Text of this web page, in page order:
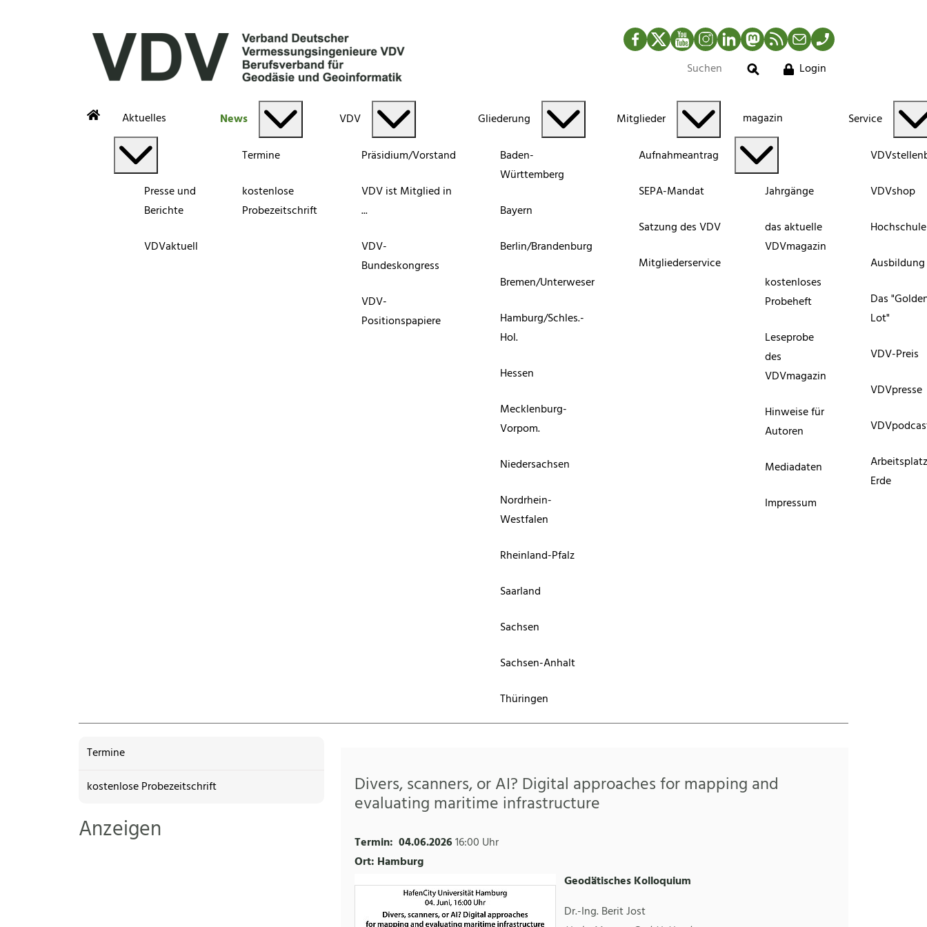
Facebook
TwitterYouTubeInstagram
LinkedInMastodonRSS-Newsfeed
MailTelefon
Suche
Login
Aktuelles
Presse und
Berichte
VDVaktuell
News
Termine
kostenlose
Probezeitschrift
VDV
Präsidium/Vorstand
VDV ist Mitglied in
...
VDV-
Bundeskongress
VDV-
Positionspapiere
Gliederung
Baden-
Württemberg
Bayern
Berlin/Brandenburg
Bremen/Unterweser
Hamburg/Schles.-
Hol.
Hessen
Mecklenburg-
Vorpom.
Niedersachsen
Nordrhein-
Westfalen
Rheinland-Pfalz
Saarland
Sachsen
Sachsen-Anhalt
Thüringen
Mitglieder
Aufnahmeantrag
SEPA-Mandat
Satzung des VDV
Mitgliederservice
magazin
Jahrgänge
das aktuelle
VDVmagazin
kostenloses
Probeheft
Leseprobe
des
VDVmagazin
Hinweise für
Autoren
Mediadaten
Impressum
Service
VDVshop
Ausbildung
Das
Lot"
VDV-Preis
VDVpresse
Erde
Termine
kostenlose Probezeitschrift
Anzeigen
Divers, scanners, or AI? Digital approaches for mapping and
evaluating maritime infrastructure
Termin: 04.06.202616:00 Uhr
Ort: Hamburg
Geodätisches Kolloquium
Dr.-Ing. Berit Jost